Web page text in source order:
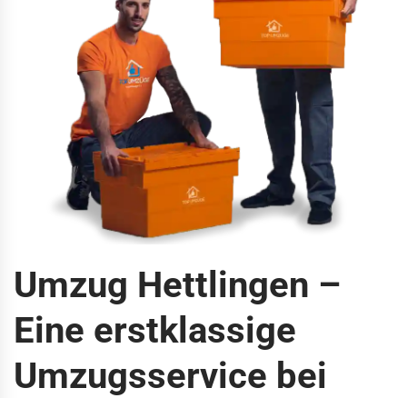
Umzug Hettlingen –
Eine erstklassige
Umzugsservice bei